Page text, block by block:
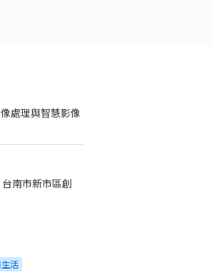
處理與智慧影像
南市新市區創
活